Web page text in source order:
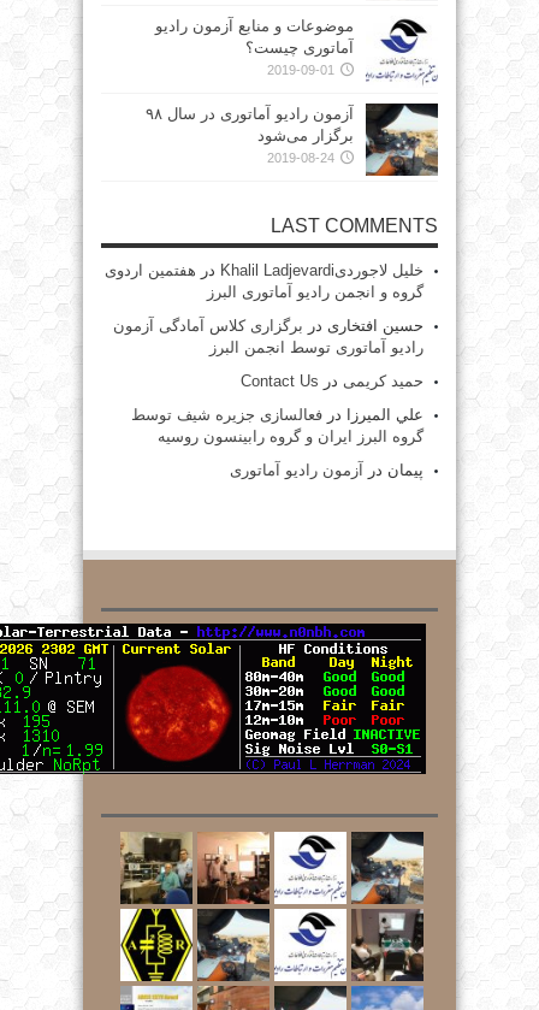
موضوعات و منابع آزمون رادیو
آماتوری چیست؟
2019-09-01
آزمون رادیو آماتوری در سال ۹۸
برگزار می‌شود
2019-08-24
LAST COMMENTS
خلیل لاجوردیKhalil Ladjevardi در هفتمین اردوی
گروه و انجمن رادیو آماتوری البرز
حسین افتخاری در برگزاری کلاس آمادگی آزمون
رادیو آماتوری توسط انجمن البرز
حمید کریمی در Contact Us
علي الميرزا در فعالسازی جزیره شیف توسط
گروه البرز ایران و گروه رابینسون روسیه
پیمان در آزمون رادیو آماتوری